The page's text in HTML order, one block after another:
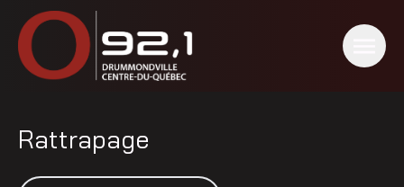
Rattrapage